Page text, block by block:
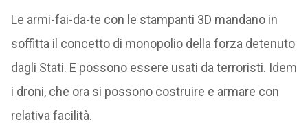
Le armi-fai-da-te con le stampanti 3D mandano in
soffitta il concetto di monopolio della forza detenuto
dagli Stati. E possono essere usati da terroristi. Idem
i droni, che ora si possono costruire e armare con
relativa facilità.